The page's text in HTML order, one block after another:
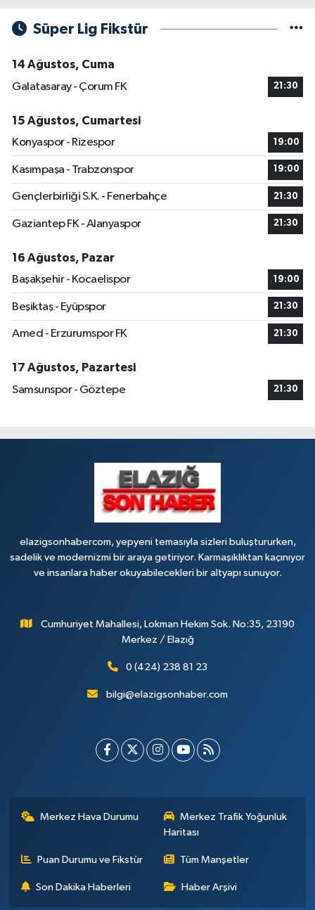
Süper Lig Fikstür
14 Ağustos, Cuma
Galatasaray - Çorum FK
21:30
15 Ağustos, Cumartesi
Konyaspor - Rizespor
19:00
Kasımpaşa - Trabzonspor 19:00
Gençlerbirliği S.K. - Fenerbahçe 21:30
Gaziantep FK - Alanyaspor 21:30
16 Ağustos, Pazar
Başakşehir - Kocaelispor
19:00
Beşiktaş - Eyüpspor 21:30
Amed - Erzurumspor FK 21:30
17 Ağustos, Pazartesi
Samsunspor - Göztepe
21:30
elazigsonhabercom, yepyeni temasıyla sizleri buluştururken,
sadelik ve modernizmi bir araya getiriyor. Karmaşıklıktan kaçınıyor
ve insanlara haber okuyabilecekleri bir altyapı sunuyor.
Cumhuriyet Mahallesi, Lokman Hekim Sok. No:35, 23190
Merkez / Elazığ
0 (424) 238 81 23
bilgi@elazigsonhaber.com
Merkez Hava Durumu
Merkez Trafik Yoğunluk
Haritası
Puan Durumu ve Fikstür Tüm Manşetler
Son Dakika Haberleri Haber Arşivi